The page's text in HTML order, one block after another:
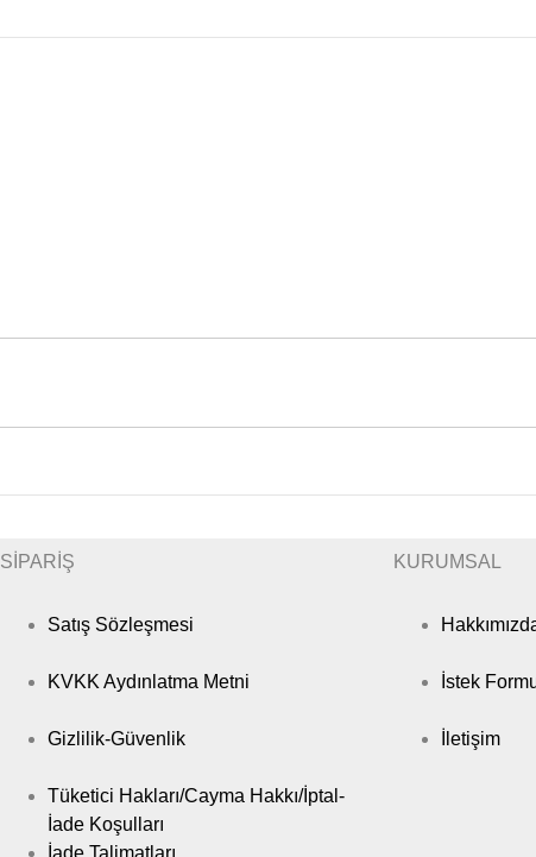
SİPARİŞ
Satış Sözleşmesi
KVKK Aydınlatma Metni
Gizlilik-Güvenlik
Tüketici Hakları/Cayma Hakkı/İptal-
İade Koşulları
İade Talimatları
KURUMSAL
İstek
İletişim